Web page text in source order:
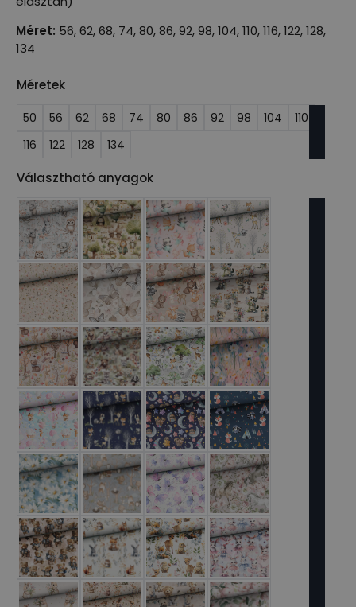
Méret: 56, 62, 68, 74, 80, 86, 92, 98, 104, 110, 116, 122, 128,
134
Méretek
50 56 62 68 74 80 86 92 98 104
110
116
122 128 134
Választható anyagok